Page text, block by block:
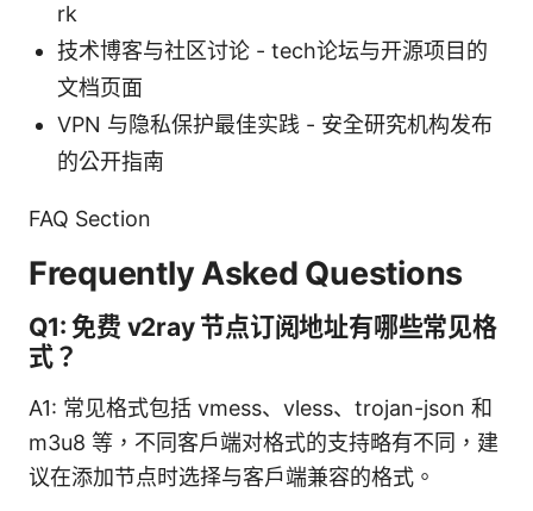
rk
技术博客与社区讨论 - tech论坛与开源项目的
文档页面
VPN 与隐私保护最佳实践 - 安全研究机构发布
的公开指南
FAQ Section
Frequently Asked Questions
Q1: 免费 v2ray 节点订阅地址有哪些常见格
式？
A1: 常见格式包括 vmess、vless、trojan-json 和
m3u8 等，不同客户端对格式的支持略有不同，建
议在添加节点时选择与客户端兼容的格式。